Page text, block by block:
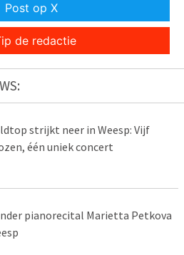
Post op X
de redactie
strijkt neer in Weesp: Vijf
één uniek concert
pianorecital Marietta Petkova